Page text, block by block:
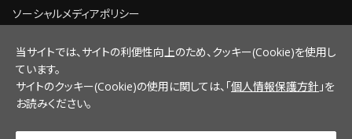
ソーシャルメディアポリシー
個人情報保護方針
脆弱性情報開示ポリシー
サイトマップ
当サイトでは、サイトの利便性向上のため、クッキー(Cookie)を使用し
ています。
サイトのクッキー(Cookie)の使用に関しては、「個人情報保護方針 」を
お読みください。